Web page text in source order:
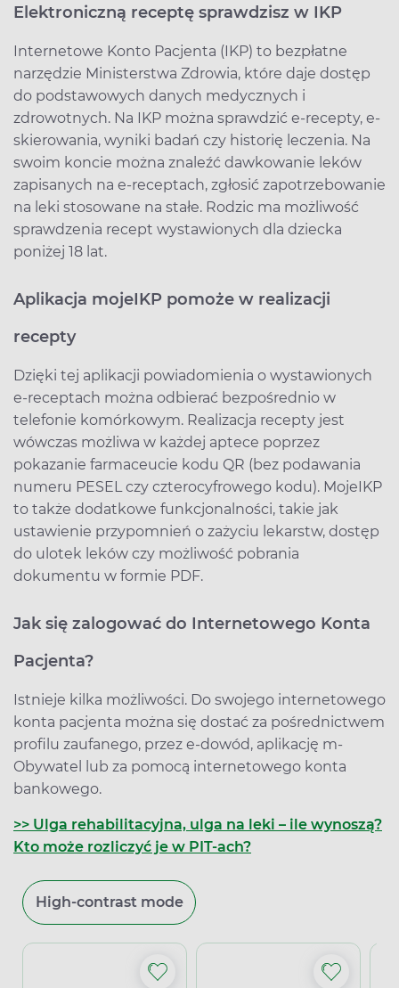
Elektroniczną receptę sprawdzisz w IKP
Internetowe Konto Pacjenta (IKP) to bezpłatne
narzędzie Ministerstwa Zdrowia, które daje dostęp
do podstawowych danych medycznych i
zdrowotnych. Na IKP można sprawdzić e-recepty, e-
skierowania, wyniki badań czy historię leczenia. Na
swoim koncie można znaleźć dawkowanie leków
zapisanych na e-receptach, zgłosić zapotrzebowanie
na leki stosowane na stałe. Rodzic ma możliwość
sprawdzenia recept wystawionych dla dziecka
poniżej 18 lat.
Aplikacja mojeIKP pomoże w realizacji
recepty
Dzięki tej aplikacji powiadomienia o wystawionych
e-receptach można odbierać bezpośrednio w
telefonie komórkowym. Realizacja recepty jest
wówczas możliwa w każdej aptece poprzez
pokazanie farmaceucie kodu QR (bez podawania
numeru PESEL czy czterocyfrowego kodu). MojeIKP
to także dodatkowe funkcjonalności, takie jak
ustawienie przypomnień o zażyciu lekarstw, dostęp
do ulotek leków czy możliwość pobrania
dokumentu w formie PDF.
Jak się zalogować do Internetowego Konta
Pacjenta?
Istnieje kilka możliwości. Do swojego internetowego
konta pacjenta można się dostać za pośrednictwem
profilu zaufanego, przez e-dowód, aplikację m-
Obywatel lub za pomocą internetowego konta
bankowego.
>> Ulga rehabilitacyjna, ulga na leki – ile wynoszą?
Kto może rozliczyć je w PIT-ach?
High-contrast mode